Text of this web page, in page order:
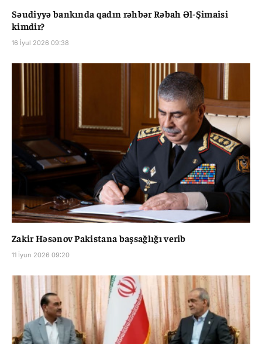
Səudiyyə bankında qadın rəhbər Rəbah Əl-Şimaisi
kimdir?
16 İyul 2026 09:38
Zakir Həsənov Pakistana başsağlığı verib
11 İyun 2026 09:20